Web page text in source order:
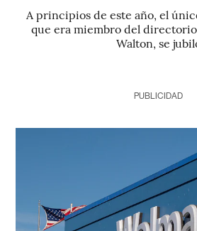
A principios de este año, el
que era miembro del
Walton, se
PUBLICIDAD